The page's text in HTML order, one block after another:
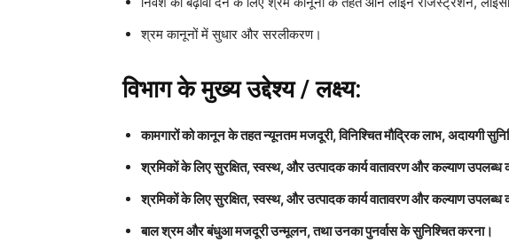
श्रम कानूनों में सुधार और सरलीकरण।
विभाग के मुख्य उद्देश्य / लक्ष्य:
कामगारों को कानून के तहत न्यूनतम मजदूरी, विनिश्चित मौद्रिक लाभ, अदायगी
श्रमिकों के लिए सुरक्षित, स्वस्थ, और उत्पादक कार्य वातावरण और कल्याण उपलब्ध
श्रमिकों के लिए सुरक्षित, स्वस्थ, और उत्पादक कार्य वातावरण और कल्याण उपलब्ध
बाल श्रम और बंधुआ मजदूरी उन्मूलन, तथा उनका पुनर्वास के सुनिश्चित करना।